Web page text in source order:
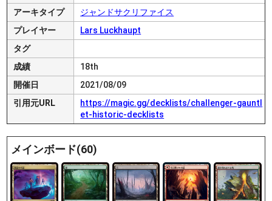
アーキタイプ
ジャンドサクリファイス
プレイヤー
Lars Luckhaupt
タグ
成績
18th
開催日
2021/08/09
引用元URL
https://magic.gg/decklists/challenger-gauntl
et-historic-decklists
メインボード(60)